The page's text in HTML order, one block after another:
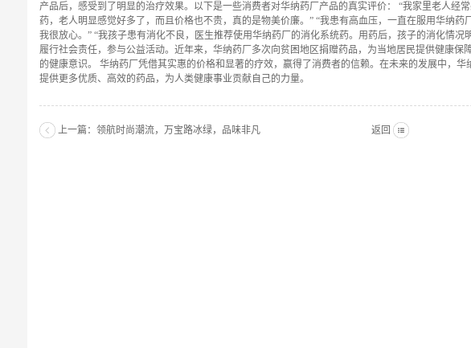
产品后，感受到了明显的治疗效果。以下是一些消费者对华纳药厂产品的真实评价： “我家里老人经
药，老人明显感觉好多了，而且价格也不贵，真的是物美价廉。” “我患有高血压，一直在服用华纳
我很放心。” “我孩子患有消化不良，医生推荐使用华纳药厂的消化系统药。用药后，孩子的消化情
履行社会责任，参与公益活动。近年来，华纳药厂多次向贫困地区捐赠药品，为当地居民提供健康
的健康意识。 华纳药厂凭借其实惠的价格和显著的疗效，赢得了消费者的信赖。在未来的发展中，
提供更多优质、高效的药品，为人类健康事业贡献自己的力量。
上一篇： 领航时尚潮流，万宝路冰绿，品味非凡 返回